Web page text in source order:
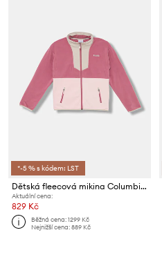
*-5 % s kódem: LST
Dětská fleecová mikina Columbia Sequoia Grove
Aktuální cena:
829 Kč
Běžná cena:1299 Kč
Nejnižší cena:889 Kč